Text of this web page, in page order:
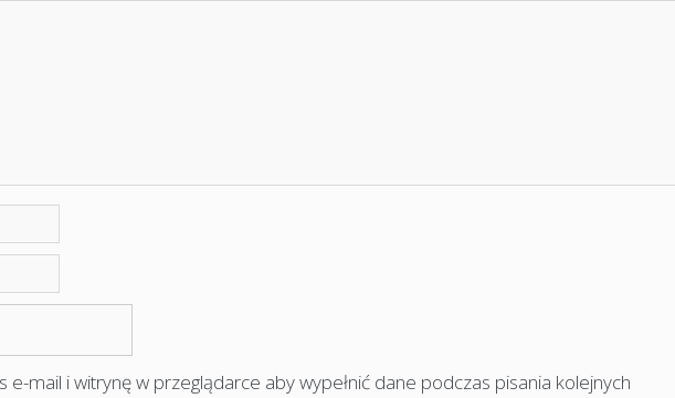
mail i witrynę w przeglądarce aby wypełnić dane podczas pisania kolejnych